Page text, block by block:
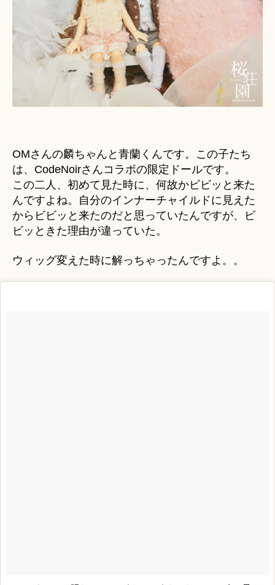
OMさんの麟ちゃんと青蘭くんです。この子たち
は、CodeNoirさんコラボの限定ドールです。
この二人、初めて見た時に、何故かビビッと来た
んですよね。自分のインナーチャイルドに見えた
からビビッと来たのだと思っていたんですが、ビ
ビッときた理由が違っていた。
ウィッグ変えた時に解っちゃったんですよ。。